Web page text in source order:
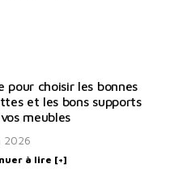
pour choisir les bonnes
et les bons supports
meubles
2026
à lire [+]